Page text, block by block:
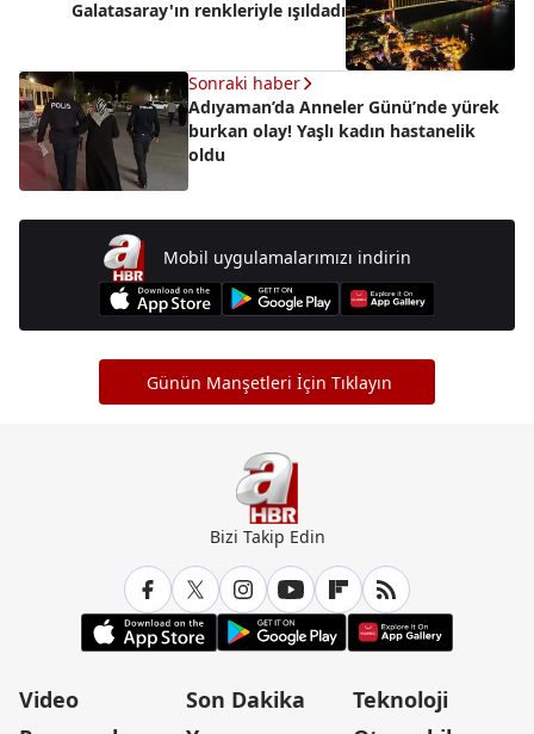
Galatasaray'ın renkleriyle ışıldadı
Sonraki haber
Adıyaman’da Anneler Günü’nde yürek
burkan olay! Yaşlı kadın hastanelik
oldu
Mobil uygulamalarımızı indirin
Günün Manşetleri İçin Tıklayın
Bizi Takip Edin
Video
Son Dakika
Teknoloji